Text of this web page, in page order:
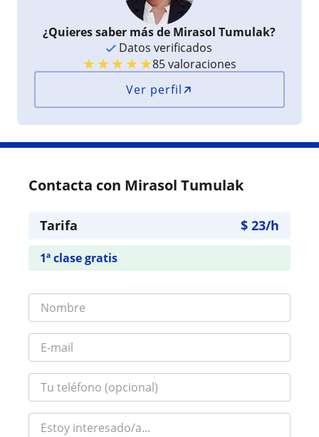
¿Quieres saber más de Mirasol Tumulak?
Datos verificados
★★★★★85 valoraciones
Ver perfil
Contacta con Mirasol Tumulak
Tarifa $ 23/h
1ª clase gratis